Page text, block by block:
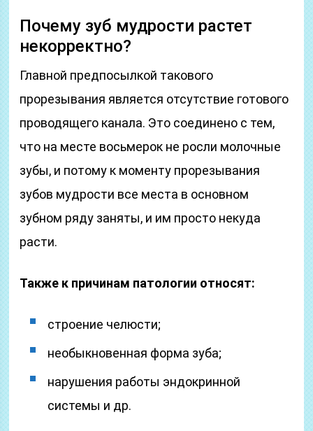
Почему зуб мудрости растет
некорректно?
Главной предпосылкой такового
прорезывания является отсутствие готового
проводящего канала. Это соединено с тем,
что на месте восьмерок не росли молочные
зубы, и потому к моменту прорезывания
зубов мудрости все места в основном
зубном ряду заняты, и им просто некуда
расти.
Также к причинам патологии относят:
строение челюсти;
необыкновенная форма зуба;
нарушения работы эндокринной
системы и др.